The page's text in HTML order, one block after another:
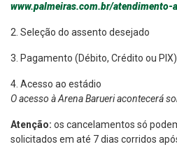
www.palmeiras.com.br/atendimento-
2. Seleção do assento desejado
3. Pagamento (Débito, Crédito ou PIX)
4. Acesso ao estádio
O acesso à Arena Barueri acontecerá
Atenção: os cancelamentos só
solicitados em até 7 dias corridos